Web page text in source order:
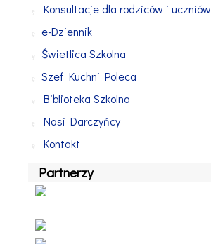
Konsultacje dla rodziców i uczniów
e-Dziennik
Świetlica Szkolna
Szef Kuchni Poleca
Biblioteka Szkolna
Nasi Darczyńcy
Kontakt
Partnerzy